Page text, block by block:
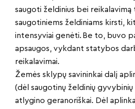
saugoti želdinius bei reikalavimą
saugotiniems želdiniams kirsti,
intensyviai genėti. Be to, buvo
apsaugos, vykdant statybos
reikalavimai.
Žemės sklypų savininkai dalį
(dėl saugotinų želdinių
atlygino geranoriškai. Dėl